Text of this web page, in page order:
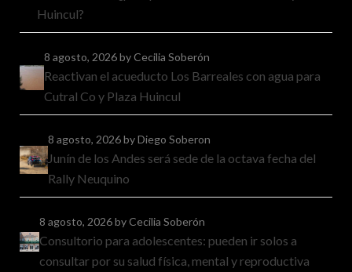
Huincul?
8 agosto, 2026by Cecilia Soberón
Reactivan el acueducto Los Barreales con agua para
Cutral Co y Plaza Huincul
8 agosto, 2026by Diego Soberon
Junín de los Andes será sede de la octava fecha del
Rally Neuquino
8 agosto, 2026by Cecilia Soberón
Consultorio para adolescentes: pueden ir solos a
consultar por su salud física, mental y reproductiva